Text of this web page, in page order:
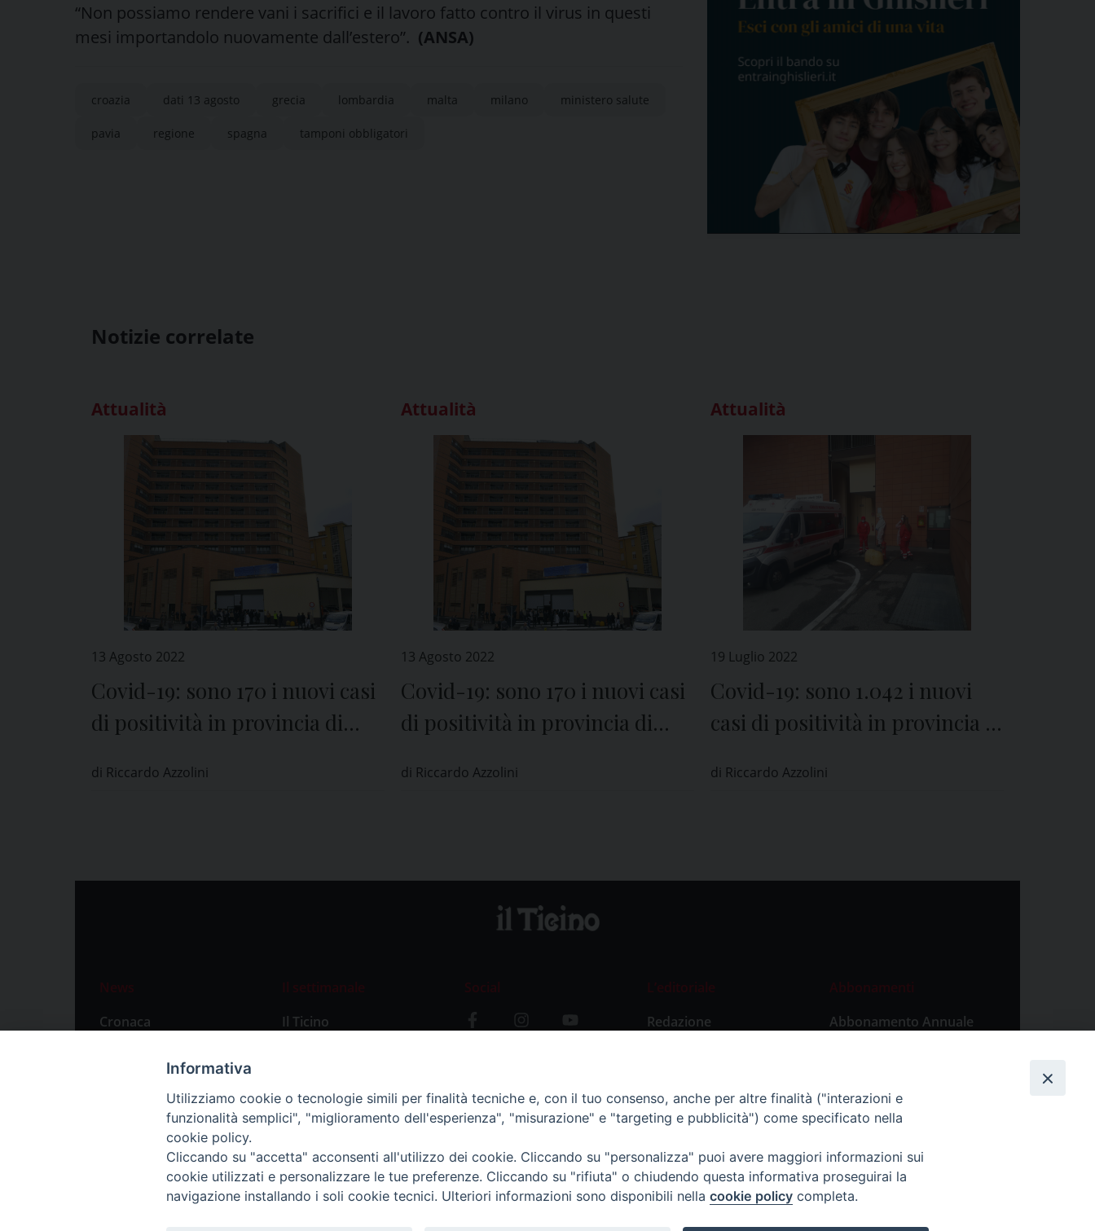
“Non possiamo rendere vani i sacrifici e il lavoro fatto contro il virus in questi
mesi importandolo nuovamente dall’estero”. (ANSA)
croazia dati 13 agosto grecia lombardia malta milano ministero salute
pavia regione spagna tamponi obbligatori
Notizie correlate
Attualità
13 Agosto 2022
Covid-19: sono 170 i nuovi casi
di positività in provincia di
di Riccardo Azzolini
Attualità
13 Agosto 2022
Covid-19: sono 170 i nuovi casi
di positività in provincia di
di Riccardo Azzolini
Attualità
19 Luglio 2022
Covid-19: sono 1.042 i nuovi
casi di positività in provincia di
di Riccardo Azzolini
News
Cronaca
Primo Piano
Il settimanale
Il Ticino
Social
L’editoriale
Redazione
Abbonamenti
Abbonamento Annuale
Abbonamento Singola
Informativa
Utilizziamo cookie o tecnologie simili per finalità tecniche e, con il tuo consenso, anche per altre finalità ("interazioni e
funzionalità semplici", "miglioramento dell'esperienza", "misurazione" e "targeting e pubblicità") come specificato nella
cookie policy.
Cliccando su "accetta" acconsenti all'utilizzo dei cookie. Cliccando su "personalizza" puoi avere maggiori informazioni sui
cookie utilizzati e personalizzare le tue preferenze. Cliccando su "rifiuta" o chiudendo questa informativa proseguirai la
navigazione installando i soli cookie tecnici. Ulteriori informazioni sono disponibili nella cookie policy completa.